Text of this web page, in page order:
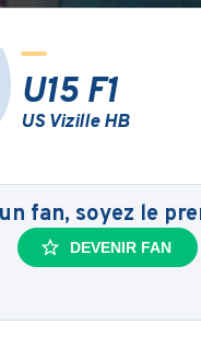
U15 F1
US Vizille HB
fan, soyez le
DEVENIR FAN